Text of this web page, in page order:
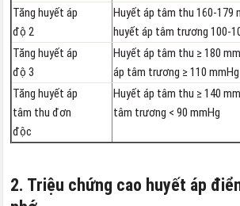
Tăng huyết áp
độ 2
Huyết áp tâm thu 160-179
huyết áp tâm trương 100-
Tăng huyết áp
độ 3
Huyết áp tâm thu ≥ 180
áp tâm trương ≥ 110 mmHg
Tăng huyết áp
tâm thu đơn
độc
Huyết áp tâm thu ≥ 140
tâm trương < 90 mmHg
2. Triệu chứng cao huyết áp